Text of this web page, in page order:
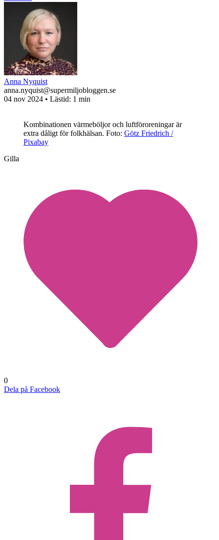
Anna Nyquist
anna.nyquist@supermiljobloggen.se
04 nov 2024 • Lästid: 1 min
Kombinationen värmeböljor och luftföroreningar är
extra dåligt för folkhälsan. Foto: Götz Friedrich /
Pixabay
Gilla
0
Dela på Facebook